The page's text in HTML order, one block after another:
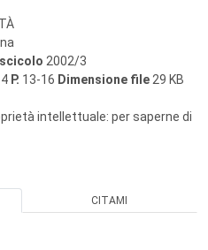
2002/3
4 P. 13-16 Dimensione file 29 KB
intellettuale: per saperne di
CITAMI